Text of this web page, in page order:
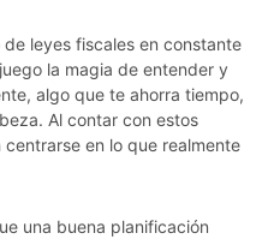
leyes fiscales en constante
la magia de entender y
algo que te ahorra tiempo,
Al contar con estos
en lo que realmente
una buena planificación